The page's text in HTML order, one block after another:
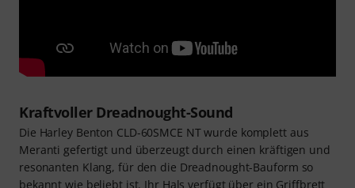
Kraftvoller Dreadnought-Sound
Die Harley Benton CLD-60SMCE NT wurde komplett aus
Meranti gefertigt und überzeugt durch einen kräftigen und
resonanten Klang, für den die Dreadnought-Bauform so
bekannt wie beliebt ist. Ihr Hals verfügt über ein Griffbrett